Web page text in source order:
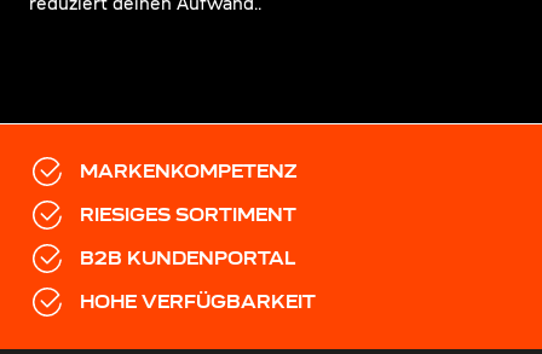
MARKENKOMPETENZ
RIESIGES SORTIMENT
B2B KUNDENPORTAL
HOHE VERFÜGBARKEIT